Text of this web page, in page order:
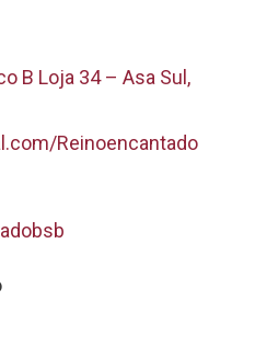
B Loja 34 – Asa Sul,
Reinoencantado